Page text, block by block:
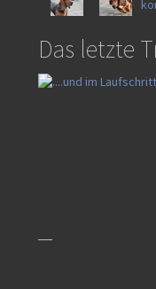
Das letzte